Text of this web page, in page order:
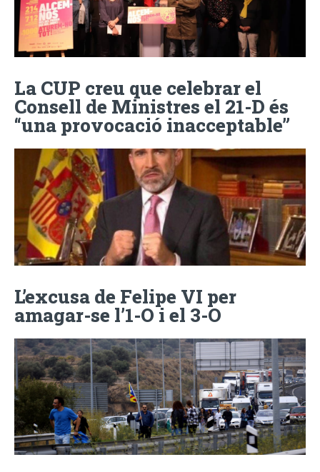
La CUP creu que celebrar el
Consell de Ministres el 21-D és
“una provocació inacceptable”
L’excusa de Felipe VI per
amagar-se l’1-O i el 3-O